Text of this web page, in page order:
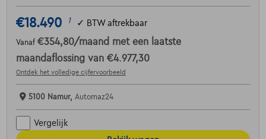
€18.490 1 ✓ BTW aftrekbaar
Vanaf €354,80/maand met een laatste
maandaflossing van €4.977,30
Ontdek het volledige cijfervoorbeeld
5100 Namur, Automaz24
Vergelijk